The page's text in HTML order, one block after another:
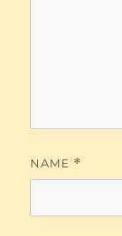
NAME *